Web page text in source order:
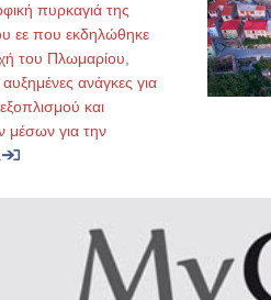
πυρκαγιά της
εε που εκδηλώθηκε
του Πλωμαρίου,
αυξημένες ανάγκες για
και
μέσων για την